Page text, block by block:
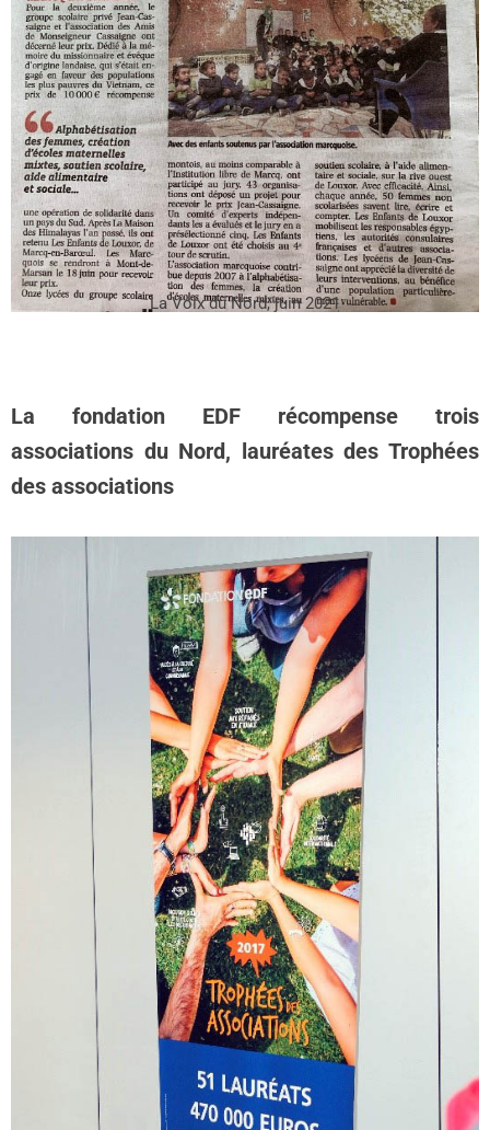
La Voix du Nord, juin 2021
La fondation EDF récompense trois
associations du Nord, lauréates des Trophées
des associations